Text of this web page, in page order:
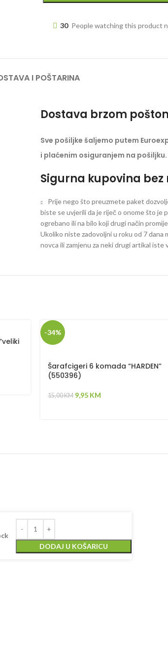
30 People watching this product
I POŠTARINA
Dostava brzom
Sve pošiljke šaljemo putem
i plaćenim osiguranjem na pošiljku.
Sigurna kupovina bez
Prije nego što preuzmete paket
biste se uvjerili da je riječ o onome što je
ogrebano ili na bilo koji drugi način
Ukoliko niste zadovoljni u roku od 7
novca ili zamjenu za neki drugi artikal iste
-34%
Šarafcigeri 6 komada “HARDEN”
(550396)
15,00KM 9,95 KM
DODAJ U KOŠARICU